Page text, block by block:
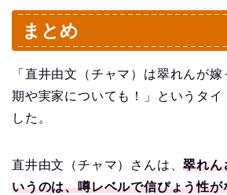
まとめ
「直井由文（チャマ）は翠れんが
期や実家についても！」というタイ
した。
直井由文（チャマ）さんは、翠れん
いうのは、噂レベルで信ぴょう性が